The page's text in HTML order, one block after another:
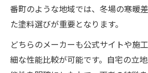
番町のような地域では、冬場の寒暖
た塗料選びが重要となります。
どちらのメーカーも公式サイトや施
細な性能比較が可能です。自宅の立